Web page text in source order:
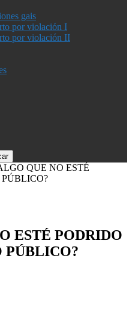
gais
por violación I
por violación II
QUE NO ESTÉ
ESTÉ PODRIDO
PÚBLICO?